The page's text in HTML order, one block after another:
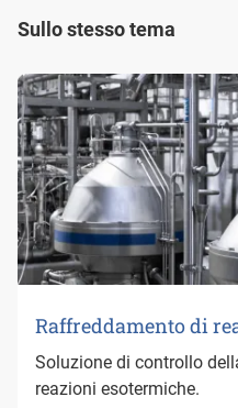
Sullo stesso tema
Raffreddamento di
Soluzione di controllo
reazioni esotermiche.